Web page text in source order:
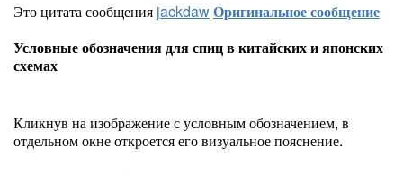
Это цитата сообщения jackdawОригинальное сообщение
Условные обозначения для спиц в китайских и японских
схемах
Кликнув на изображение с условным обозначением, в
отдельном окне откроется его визуальное пояснение.